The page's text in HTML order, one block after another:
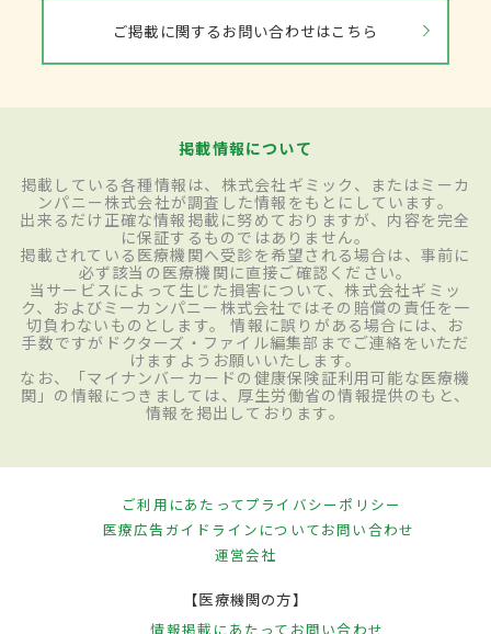
ご掲載に関するお問い合わせはこちら
掲載情報について
掲載している各種情報は、株式会社ギミック、またはミーカ
ンパニー株式会社が調査した情報をもとにしています。
出来るだけ正確な情報掲載に努めておりますが、内容を完全
に保証するものではありません。
掲載されている医療機関へ受診を希望される場合は、事前に
必ず該当の医療機関に直接ご確認ください。
当サービスによって生じた損害について、株式会社ギミッ
ク、およびミーカンパニー株式会社ではその賠償の責任を一
切負わないものとします。 情報に誤りがある場合には、お
手数ですがドクターズ・ファイル編集部までご連絡をいただ
けますようお願いいたします。
なお、「マイナンバーカードの健康保険証利用可能な医療機
関」の情報につきましては、厚生労働省の情報提供のもと、
情報を掲出しております。
ご利用にあたってプライバシーポリシー
医療広告ガイドラインについてお問い合わせ
運営会社
【医療機関の方】
情報掲載にあたって お問い合わせ